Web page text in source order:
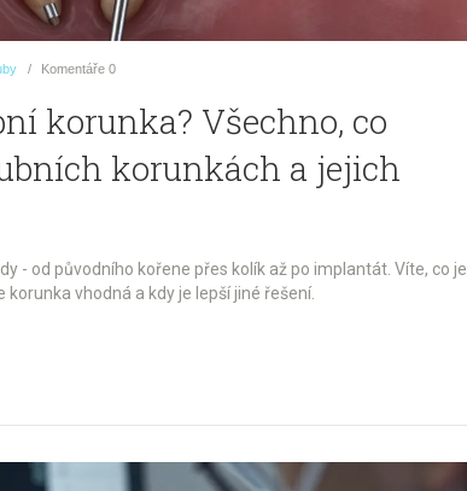
Komentáře 0
korunka? Všechno, co
korunkách a jejich
- od původního kořene přes kolík až po implantát. Víte, co je
vhodná a kdy je lepší jiné řešení.